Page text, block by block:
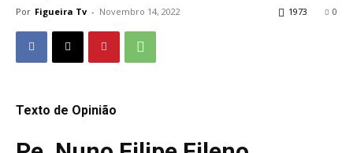
Por Figueira Tv - Novembro 14, 2022 0
1973
Texto de Opinião